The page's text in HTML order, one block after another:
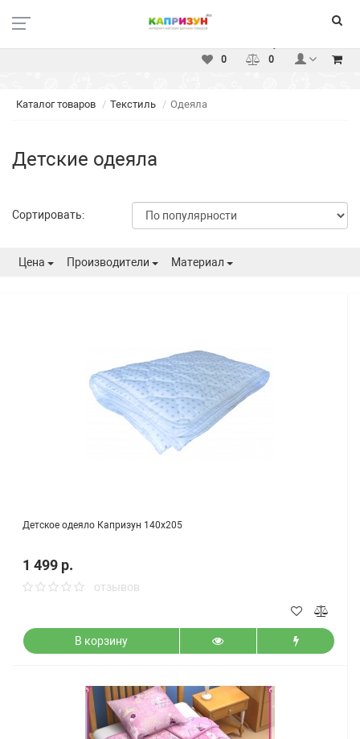
0
0
Каталог товаров Текстиль Одеяла
Детские одеяла
Сортировать:
Цена Производители Материал
Детское одеяло Капризун 140х205
1 499 р.
отзывов
В корзину